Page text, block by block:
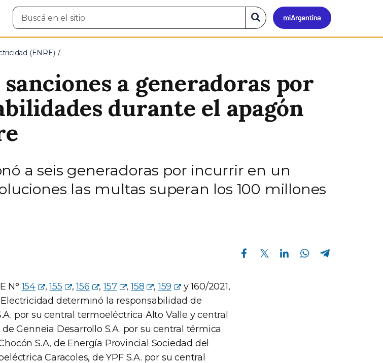
Mi
Buscar
en
Buscar
en
el
(ENRE)
a generadoras por
durante el apagón
a seis generadoras por incurrir en un
las multas superan los 100 millones
Compartir en Facebook Compartir en Twitter Compartir en Linkedin Compartir en Whatsapp
N°154 ,155 ,156 ,157 ,158 ,159
y 160/2021,
determinó la responsabilidad de
por su central termoeléctrica Alto Valle y central
Genneia Desarrollo S.A. por su central térmica
S.A, de Energía Provincial Sociedad del
Caracoles, de YPF S.A. por su central